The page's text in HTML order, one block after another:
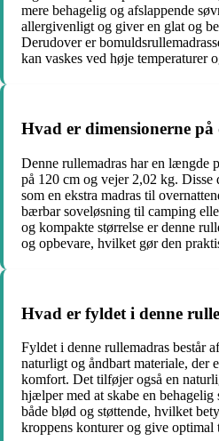
mere behagelig og afslappende
allergivenligt og giver en glat og
Derudover er
kan vaskes ved høje temperaturer
Hvad er dimensionerne
Denne rullemadras har en længde
på 120 cm og vejer 2,02 kg. Disse
som en ekstra madras til
bærbar soveløsning til camping
og kompakte størrelse er denne
og opbevare, hvilket gør den
Hvad er fyldet i denne
Fyldet i denne rullemadras består
naturligt og åndbart materiale, der
komfort. Det tilføjer også en
hjælper med at skabe en
både blød og støttende, hvilket
kroppens konturer og give optimal